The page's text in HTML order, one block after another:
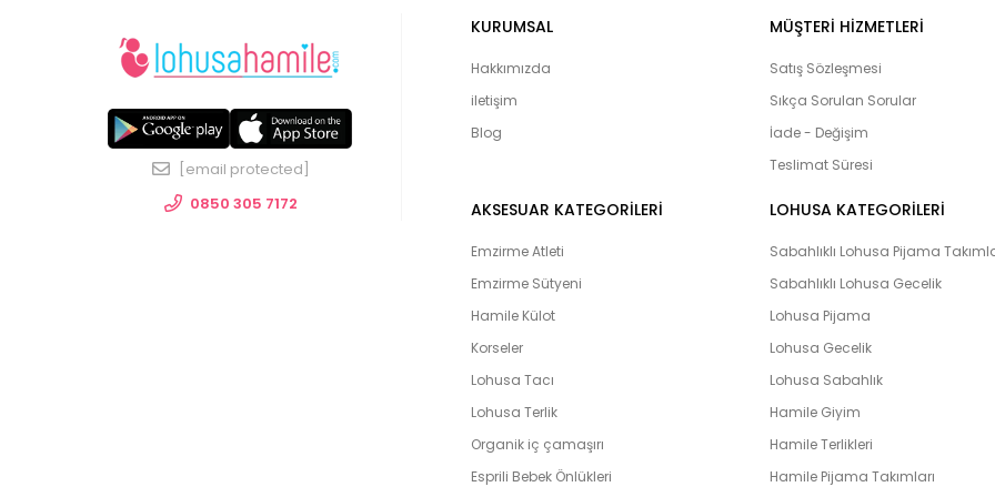
Onur, Free Angel, Çağrı,lohusa çarşı
adayları’nın yanı sıra
çıkış setlerini yaptıran ve
bulunmaktadır. Lohusahamile
hamile olarak en hızlı bir şekilde
unutmayın. Unutmayalım ki
[email protected]
0850 305 7172
KURUMSAL
Hakkımızda
iletişim
Blog
MÜŞTERI HIZMETLERI
Satış Sözleşmesi
Sıkça Sorulan Sorular
İade - Değişim
Teslimat Süresi
AKSESUAR KATEGORİLERİ
Emzirme Atleti
Emzirme Sütyeni
Hamile Külot
Korseler
Lohusa Tacı
Lohusa Terlik
Organik iç çamaşırı
Esprili Bebek Önlükleri
LOHUSA KATEGORİLERİ
Sabahlıklı Lohusa Pijama
Sabahlıklı Lohusa Gecelik
Lohusa Pijama
Lohusa Gecelik
Lohusa Sabahlık
Hamile Giyim
Hamile Terlikleri
Hamile Pijama Takımları